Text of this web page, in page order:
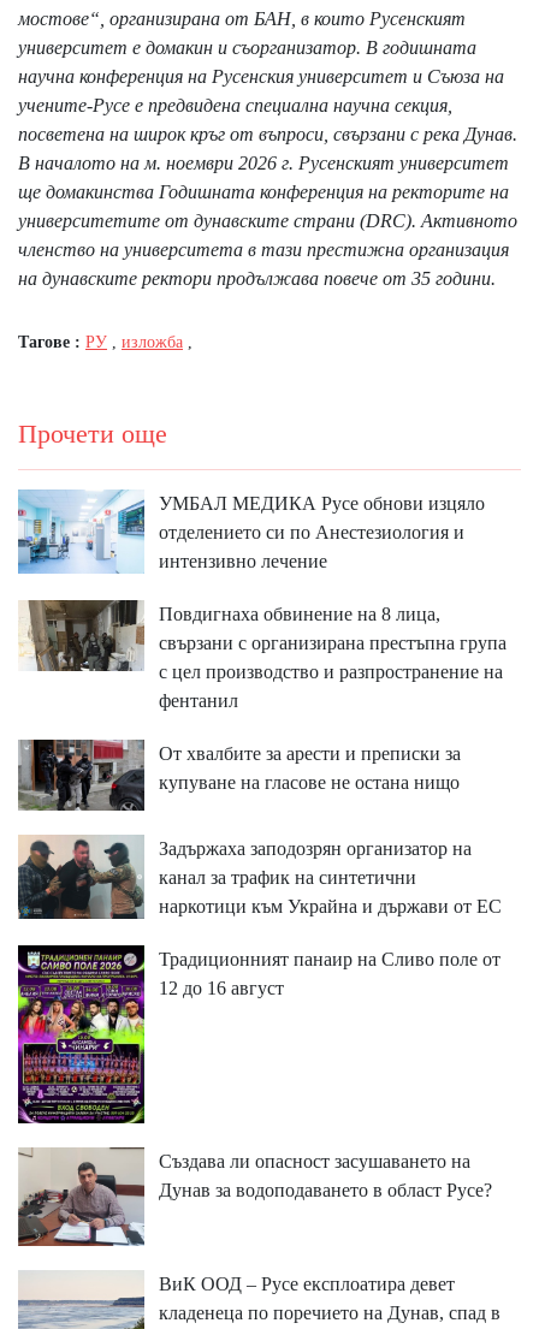
мостове“, организирана от БАН, в които Русенският
университет е домакин и съорганизатор. В годишната
научна конференция на Русенския университет и Съюза на
учените-Русе е предвидена специална научна секция,
посветена на широк кръг от въпроси, свързани с река Дунав.
В началото на м. ноември 2026 г. Русенският университет
ще домакинства Годишната конференция на ректорите на
университетите от дунавските страни (DRC). Активното
членство на университета в тази престижна организация
на дунавските ректори продължава повече от 35 години.
Тагове : РУ , изложба ,
Прочети още
УМБАЛ МЕДИКА Русе обнови изцяло
отделението си по Анестезиология и
интензивно лечение
Повдигнаха обвинение на 8 лица,
свързани с организирана престъпна група
с цел производство и разпространение на
фентанил
От хвалбите за арести и преписки за
купуване на гласове не остана нищо
Задържаха заподозрян организатор на
канал за трафик на синтетични
наркотици към Украйна и държави от ЕС
Традиционният панаир на Сливо поле от
12 до 16 август
Създава ли опасност засушаването на
Дунав за водоподаването в област Русе?
ВиК ООД – Русе експлоатира девет
кладенеца по поречието на Дунав, спад в